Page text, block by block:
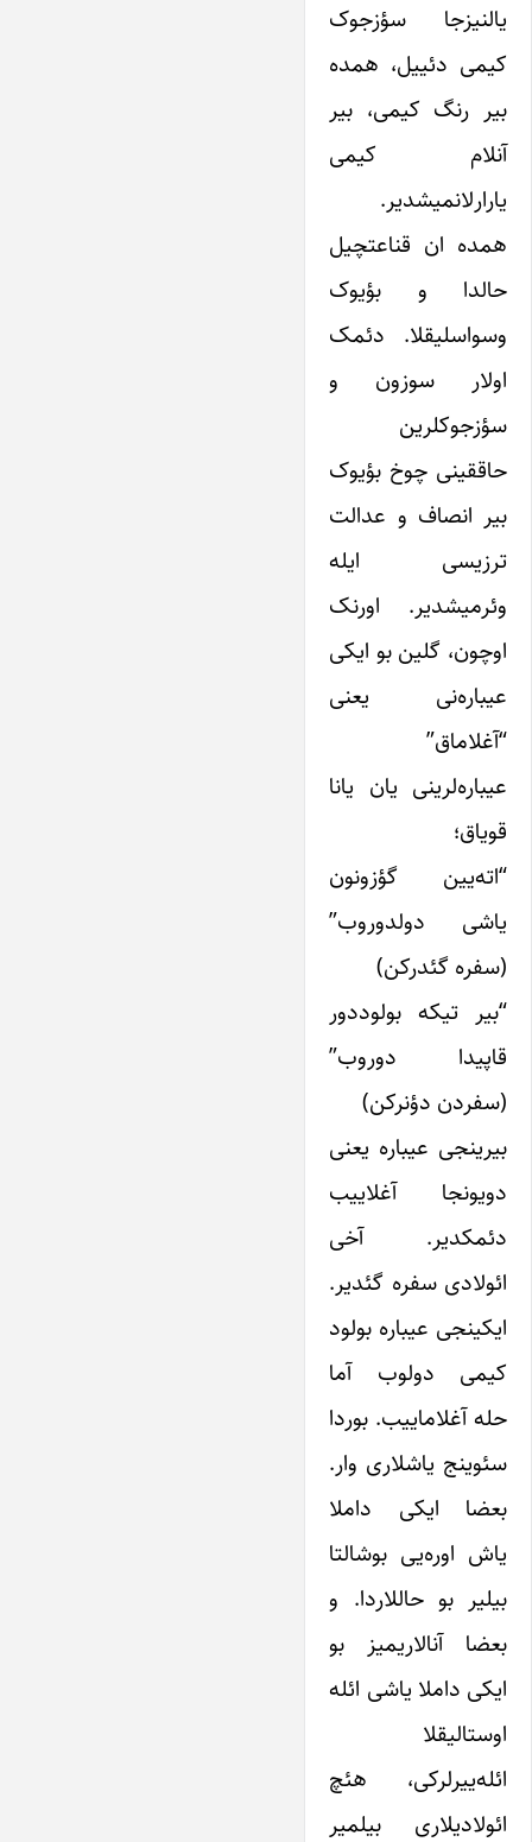
یالنیزجا سؤزجوک
کیمی دئییل، همده
بیر رنگ کیمی، بیر
آنلام کیمی
یارارلانمیشدیر.
همده ان قناعتچیل
حالدا و بؤیوک
وسواسلیقلا. دئمک
اولار سوزون و
سؤزجوکلرین
حاققینی چوخ بؤیوک
بیر انصاف و عدالت
ترزیسی ایله
وئرمیشدیر. اورنک
اوچون، گلین بو ایکی
عیباره‌نی یعنی
“آغلاماق”
عیباره‌لرینی یان یانا
قویاق؛
“اته‌یین گؤزونون
یاشی دولدوروب”
(سفره گئدرکن)
“بیر تیکه بولوددور
قاپیدا دوروب”
(سفردن دؤنرکن)
بیرینجی عیباره یعنی
دویونجا آغلاییب
دئمکدیر. آخی
ائولادی سفره گئدیر.
ایکینجی عیباره بولود
کیمی دولوب آما
حله آغلاماییب. بوردا
سئوینج یاشلاری وار.
بعضا ایکی داملا
یاش اوره‌یی بوشالتا
بیلیر بو حاللاردا. و
بعضا آنالاریمیز بو
ایکی داملا یاشی ائله
اوستالیقلا
ائله‌ییرلرکی، هئچ
ائولادیلاری بیلمیر